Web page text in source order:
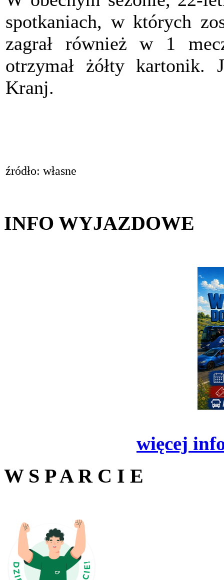
spotkaniach, w których
zagrał również w 1
otrzymał żółty kartonik.
Kranj.
źródło: własne
INFO WYJAZDOWE
więcej
W S P A R C I E